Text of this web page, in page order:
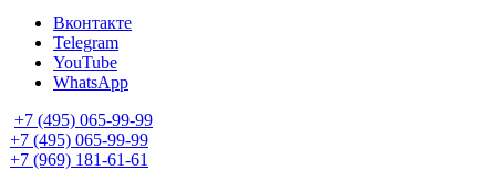
Вконтакте
Telegram
YouTube
WhatsApp
+7 (495) 065-99-99
+7 (495) 065-99-99
+7 (969) 181-61-61